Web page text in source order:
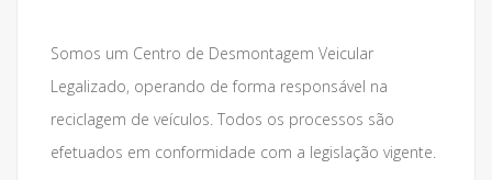
Somos um Centro de Desmontagem Veicular
Legalizado, operando de forma responsável na
reciclagem de veículos. Todos os processos são
efetuados em conformidade com a legislação vigente.